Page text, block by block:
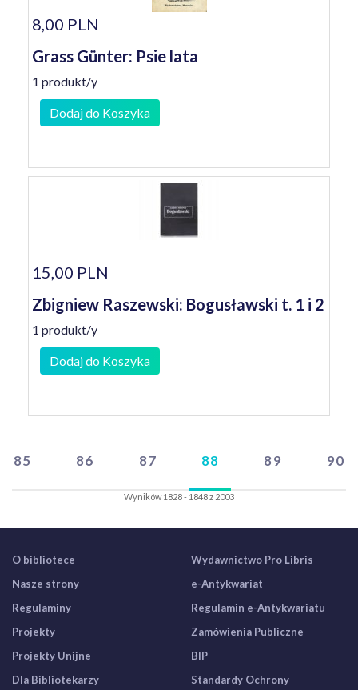
8,00 PLN
Grass Günter: Psie lata
1 produkt/y
Dodaj do Koszyka
15,00 PLN
Zbigniew Raszewski: Bogusławski t. 1 i 2
1 produkt/y
Dodaj do Koszyka
85 86 87 88 89 90
Wyników 1828 - 1848 z 2003
O bibliotece
Nasze strony
Regulaminy
Projekty
Projekty Unijne
Dla Bibliotekarzy
Wydawnictwo Pro Libris
e-Antykwariat
Regulamin e-Antykwariatu
Zamówienia Publiczne
BIP
Standardy Ochrony